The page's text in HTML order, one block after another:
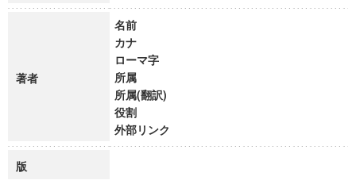
著者
名前
カナ
ローマ字
所属
所属(翻訳)
役割
外部リンク
版